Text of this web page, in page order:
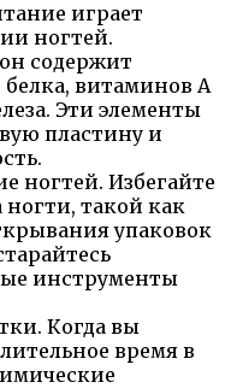
играет
ногтей.
содержит
белка, витаминов А
Эти элементы
пластину и
ногтей. Избегайте
такой как
упаковок
инструменты
Когда вы
время в